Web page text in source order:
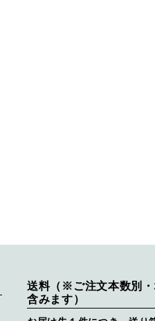
送料（※ご注文本数別
含みます）